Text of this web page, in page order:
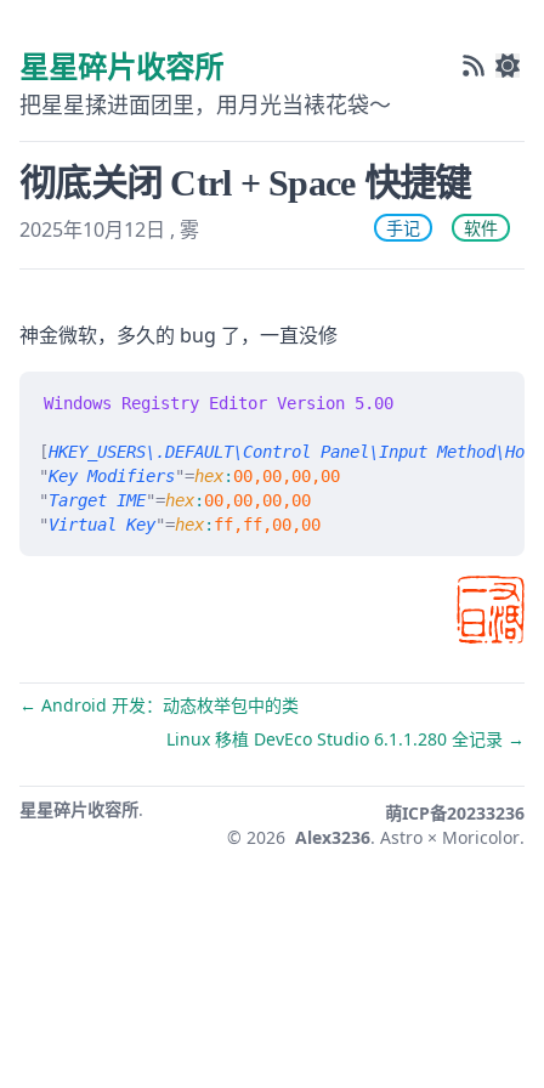
星星碎片收容所
把星星揉进面团里，用月光当裱花袋～
彻底关闭 Ctrl + Space 快捷键
Last modified on
2025年10月12日 , 雾 手记 软件
神金微软，多久的 bug 了，一直没修
Windows Registry Editor Version 5.00
[HKEY_USERS\.DEFAULT\Control Panel\Input Method\Hot
"Key Modifiers"=hex: 00,00,00,00
"Target IME"=hex: 00,00,00,00
"Virtual Key"=hex: ff,ff,00,00
← Android 开发：动态枚举包中的类
Linux 移植 DevEco Studio 6.1.1.280 全记录 →
星星碎片收容所.
萌ICP备20233236
© 2026 Alex3236. Astro × Moricolor.